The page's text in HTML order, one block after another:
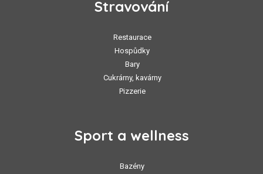
Stravování
Restaurace
Hospůdky
Bary
Cukrárny, kavárny
Pizzerie
Sport a wellness
Bazény